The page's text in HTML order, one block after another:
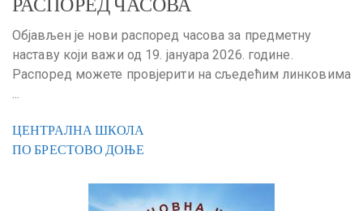
Објављен је нови распоред часова за предметну
наставу који важи од 19. јануара 2026. године.
Распоред можете провјерити на сљедећим линковима
...
ЦЕНТРАЛНА ШКОЛА
ПО БРЕСТОВО ДОЊЕ